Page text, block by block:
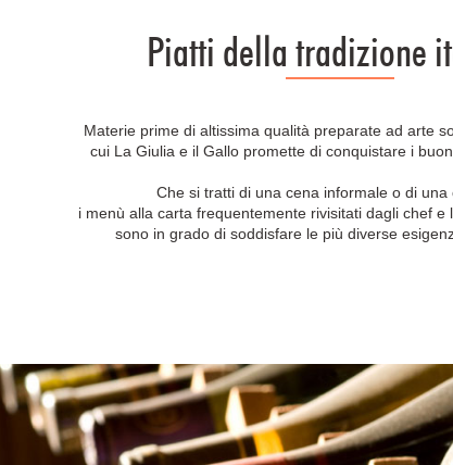
Piatti della tradizione
Materie prime di altissima qualità preparate ad arte
cui La Giulia e il Gallo promette di conquistare i
Che si tratti di una cena informale o di una
i menù alla carta frequentemente rivisitati dagli chef e
sono in grado di soddisfare le più diverse